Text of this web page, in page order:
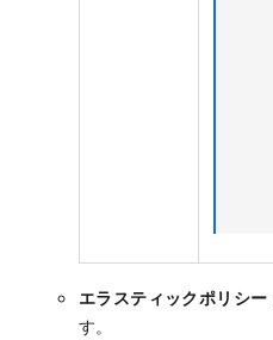
エラスティックポリシー
す。